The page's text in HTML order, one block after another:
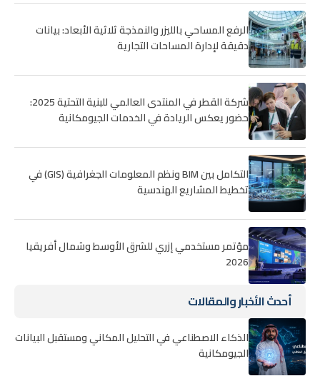
الرفع المساحي بالليزر والنمذجة ثلاثية الأبعاد: بيانات
دقيقة لإدارة المساحات التجارية
شركة القطر في المنتدى العالمي للبنية التحتية 2025:
حضور يعكس الريادة في الخدمات الجيومكانية
التكامل بين BIM ونظم المعلومات الجغرافية (GIS) في
تخطيط المشاريع الهندسية
مؤتمر مستخدمي إزري للشرق الأوسط وشمال أفريقيا
2026
أحدث الأخبار والمقالات
الذكاء الاصطناعي في التحليل المكاني ومستقبل البيانات
الجيومكانية